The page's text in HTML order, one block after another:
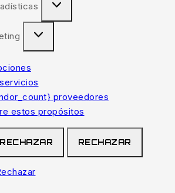
proveedores
estos propósitos
RECHAZAR RECHAZAR